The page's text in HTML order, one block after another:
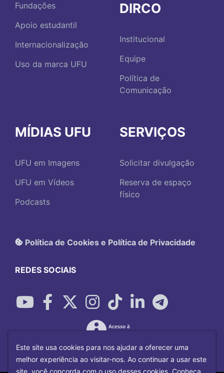
Fundações
Apoio estudantil
Internacionalização
Uso da marca UFU
DIRCO
Institucional
Equipe
Política de
Comunicação
MÍDIAS UFU
UFU em Imagens
UFU em Vídeos
Podcasts
SERVIÇOS
Solicitar divulgação
Reserva de espaço
físico
Política de Cookies e Política de Privacidade
REDES SOCIAIS
Este site usa cookies para nos ajudar a oferecer uma
melhor experiência ao visitar-nos. Ao continuar a usar este
site, você concorda com o uso desses cookies. Conheça